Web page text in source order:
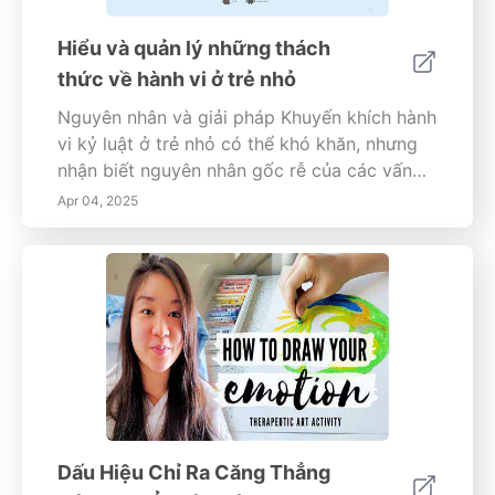
Hiểu và quản lý những thách
thức về hành vi ở trẻ nhỏ
Nguyên nhân và giải pháp Khuyến khích hành
vi kỷ luật ở trẻ nhỏ có thể khó khăn, nhưng
nhận biết nguyên nhân gốc rễ của các vấn
đề hành vi có thể mở đường cho các can
thiệp hiệu quả. Hướng dẫn toàn diện này tập
trung vào
Apr 04, 2025
Dấu Hiệu Chỉ Ra Căng Thẳng